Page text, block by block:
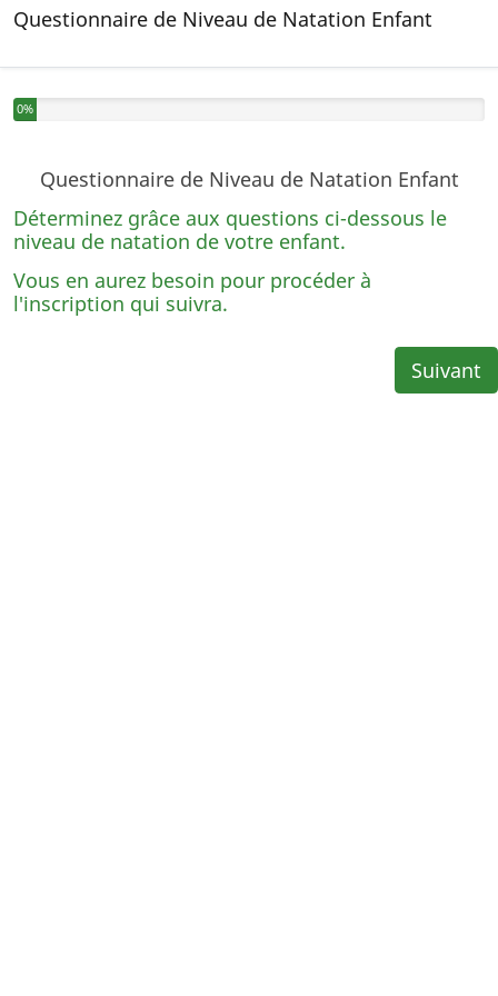
Questionnaire de Niveau de Natation Enfant
Vous avez complété 0% de ce questionnaire.
0%
Questionnaire de Niveau de Natation Enfant
Déterminez grâce aux questions ci-dessous le
niveau de natation de votre enfant.
Vous en aurez besoin pour procéder à
l'inscription qui suivra.
Suivant